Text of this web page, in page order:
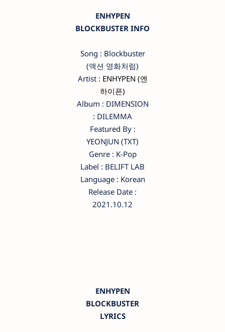
ENHYPEN
BLOCKBUSTER INFO
Song : Blockbuster
(액션 영화처럼)
Artist : ENHYPEN (엔
하이픈)
Album : DIMENSION
: DILEMMA
Featured By :
YEONJUN (TXT)
Genre : K-Pop
Label : BELIFT LAB
Language : Korean
Release Date :
2021.10.12
ENHYPEN
BLOCKBUSTER
LYRICS